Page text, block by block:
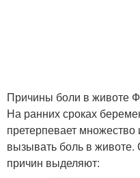
Причины боли в животе
На ранних сроках
претерпевает
вызывать боль в животе.
причин выделяют: